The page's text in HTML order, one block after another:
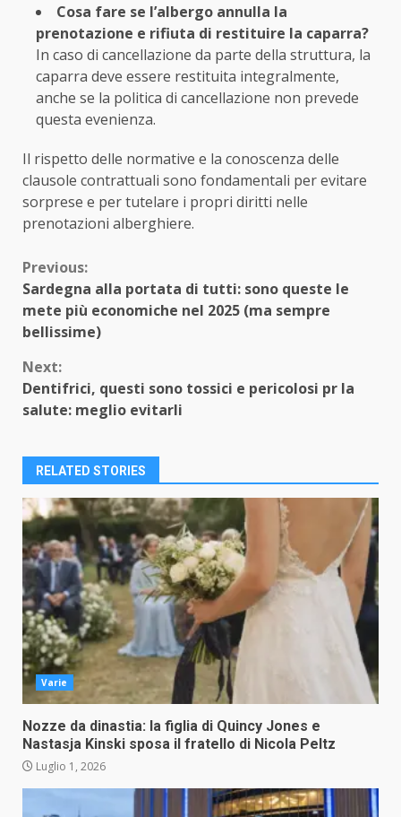
Cosa fare se l’albergo annulla la
prenotazione e rifiuta di restituire la caparra?
In caso di cancellazione da parte della struttura, la
caparra deve essere restituita integralmente,
anche se la politica di cancellazione non prevede
questa evenienza.
Il rispetto delle normative e la conoscenza delle
clausole contrattuali sono fondamentali per evitare
sorprese e per tutelare i propri diritti nelle
prenotazioni alberghiere.
Continue
Reading
Previous:
Sardegna alla portata di tutti: sono queste le
mete più economiche nel 2025 (ma sempre
bellissime)
Next:
Dentifrici, questi sono tossici e pericolosi pr la
salute: meglio evitarli
RELATED STORIES
Varie
Nozze da dinastia: la figlia di Quincy Jones e
Nastasja Kinski sposa il fratello di Nicola Peltz
Luglio 1, 2026